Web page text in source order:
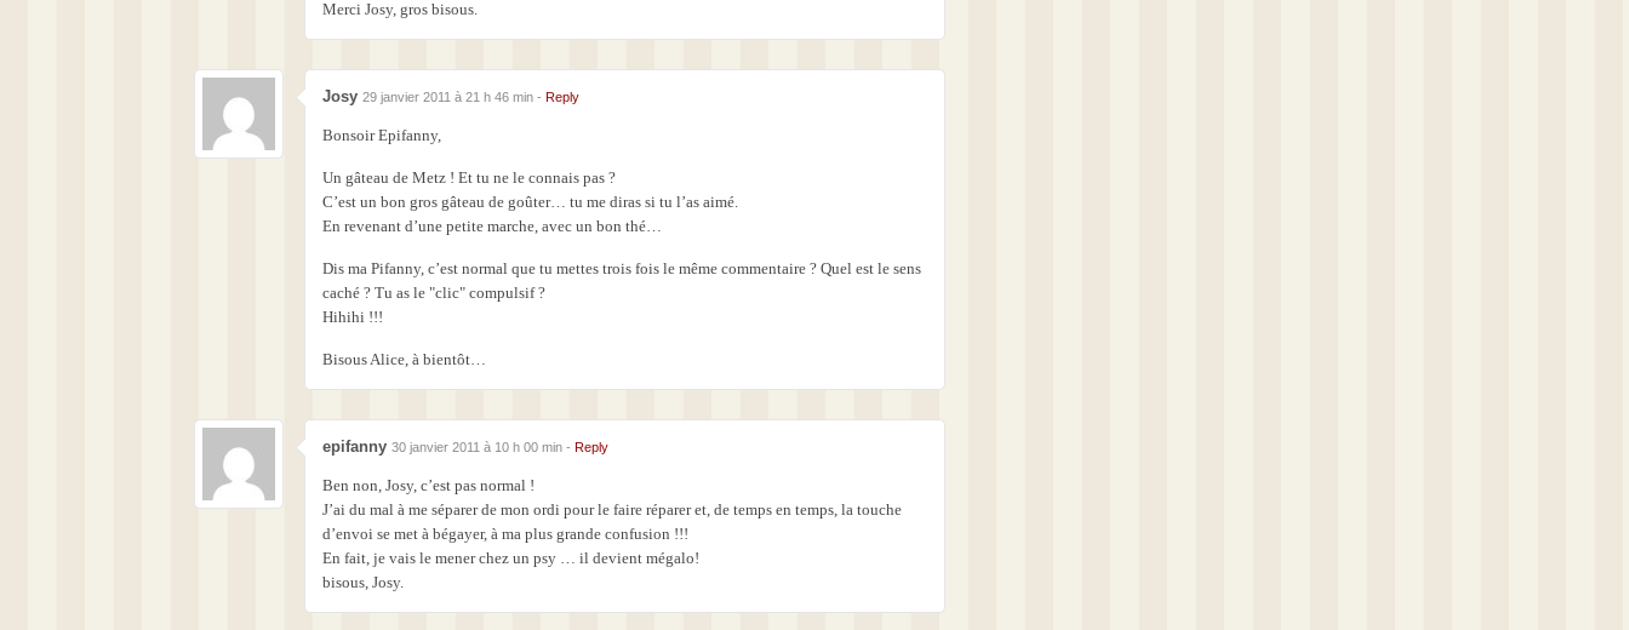
Merci Josy, gros bisous.
Josy 29 janvier 2011 à 21 h 46 min - Reply
Bonsoir Epifanny,
Un gâteau de Metz ! Et tu ne le connais pas ?
C’est un bon gros gâteau de goûter… tu me diras si tu l’as aimé.
En revenant d’une petite marche, avec un bon thé…
Dis ma Pifanny, c’est normal que tu mettes trois fois le même commentaire ? Quel est le sens
caché ? Tu as le "clic" compulsif ?
Hihihi !!!
Bisous Alice, à bientôt…
epifanny 30 janvier 2011 à 10 h 00 min - Reply
Ben non, Josy, c’est pas normal !
J’ai du mal à me séparer de mon ordi pour le faire réparer et, de temps en temps, la touche
d’envoi se met à bégayer, à ma plus grande confusion !!!
En fait, je vais le mener chez un psy … il devient mégalo!
bisous, Josy.